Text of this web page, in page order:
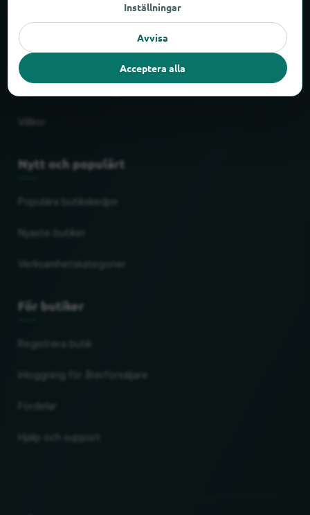
Juridiskt
Impressum
Nytt och populärt
Verksamhetskategorier
För butiker
Inloggning för återförsäljare
Fördelar
Inställningar
Avvisa
Acceptera alla